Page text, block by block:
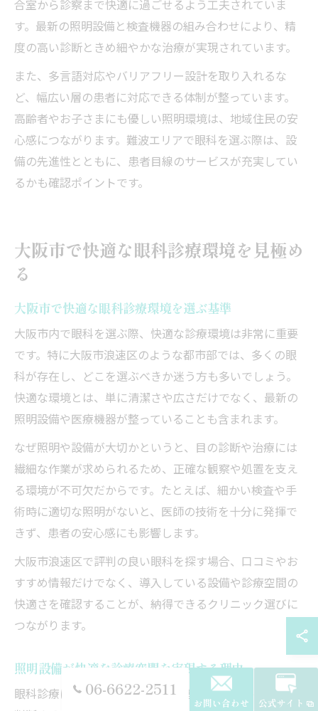
合室から診察まで快適に過ごせるよう工夫されていま
す。最新の照明設備と検査機器の組み合わせにより、精
度の高い診断ときめ細やかな治療が実現されています。
また、多言語対応やバリアフリー設計を取り入れるな
ど、幅広い層の患者に対応できる体制が整っています。
高齢者やお子さまにも優しい照明環境は、地域住民の安
心感につながります。難波エリアで眼科を選ぶ際は、設
備の先進性とともに、患者目線のサービスが充実してい
るかも確認ポイントです。
大阪市で快適な眼科診療環境を見極め
る
大阪市で快適な眼科診療環境を選ぶ基準
大阪市内で眼科を選ぶ際、快適な診療環境は非常に重要
です。特に大阪市浪速区のような都市部では、多くの眼
科が存在し、どこを選ぶべきか迷う方も多いでしょう。
快適な環境とは、単に清潔さや広さだけでなく、最新の
照明設備や医療機器が整っていることも含まれます。
なぜ照明や設備が大切かというと、目の診断や治療には
繊細な作業が求められるため、正確な観察や処置を支え
る環境が不可欠だからです。たとえば、細かい検査や手
術時に適切な照明がないと、医師の技術を十分に発揮で
きず、患者の安心感にも影響します。
大阪市浪速区で評判の良い眼科を探す場合、口コミやお
すすめ情報だけでなく、導入している設備や診療空間の
快適さを確認することが、納得できるクリニック選びに
つながります。
照明設備が快適な診療空間を実現する理由
眼科診療における照明設備は、患者の目の状態を正確に
06-6622-2511
お問い合わせ 公式サイト